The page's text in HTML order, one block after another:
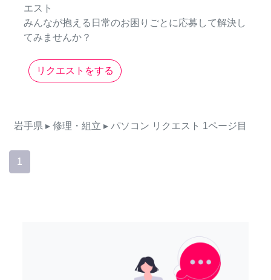
エスト
みんなが抱える日常のお困りごとに応募して解決し
てみませんか？
リクエストをする
岩手県 ▸ 修理・組立 ▸ パソコン リクエスト 1ページ目
1